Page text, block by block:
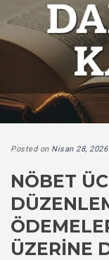
Posted on Nisan 28, 2026
NÖBET
ÜZERINE